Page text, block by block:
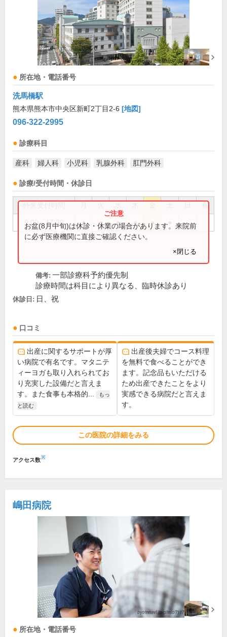
所在地・電話番号
洗馬橋駅
熊本県熊本市中央区新町2丁目2-6 [地図]
096-322-2995
診療科目
産科 婦人科 小児科 乳腺外科 肛門外科
診療/受付時間・休診日
祝
9:00～17:30 ● ● ● ● ●
お盆(8月中旬)は休診・休業の場合があります。来院前
に必ず医療機関に直接ご確認ください。
×閉じる
備考: 一部診療科予約優先制
診療時間は科目により異なる、臨時休診あり
休診日: 日、祝
口コミ
出産に関するサポートが厚
い病院で有名です。マタニテ
ィーヨガも取り入れられてお
り充実した設備だと言えま
す。また食事も本格的...
もっ
と読む
出産後夫婦でコース料理
を無料で食べることができ
ます。記念品もいただける
ため出産できたことをより
実感できる病院だと言えま
す。
この医院の詳細をみる
アクセス数※
嶋田病院
所在地・電話番号